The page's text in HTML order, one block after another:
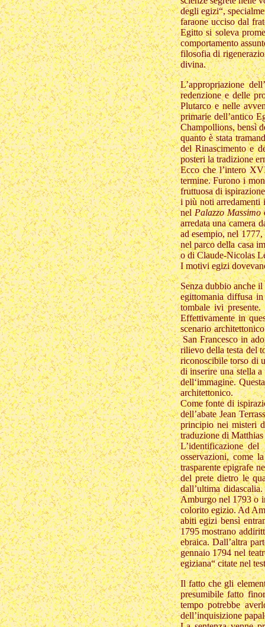
degli egizi“,
faraone ucciso dal
Egitto si soleva
comportamento
filosofia di
divina.
L’appropriazione
redenzione e delle
Plutarco e nelle
primarie dell’antico
Champollions, bensì
quanto è stata
del Rinascimento e
posteri la tradizione
Ecco che l’intero
termine. Furono i
fruttuosa di
i più noti
nelPalazzo Massimo
arredata una camera
ad esempio, nel
nel parco della casa
o di Claude-Nicolas
I motivi egizi
Senza dubbio anche
egittomania diffusa
tombale ivi
Effettivamente in
scenario
San Francesco in
rilievo della testa del
riconoscibile torso di
di inserire una stella
dell‘immagine.
architettonico.
Come fonte di
dell’abate Jean
principio nei misteri
traduzione di
L’identificazione
osservazioni, come
trasparente epigrafe
del prete dietro le
dall’ultima
Amburgo nel 1793 o
colorito egizio. Ad
abiti egizi bensì
1795 mostrano
ebraica. Dall’altra
gennaio 1794 nel
egiziana“ citate nel
Il fatto che gli
presumibile fatto
tempo potrebbe
dell’inquisizione